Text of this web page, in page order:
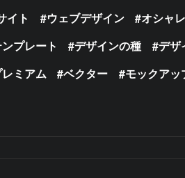
イト ウェブデザイン オシャレ
プレート デザインの種 デザ
ミアム ベクター モックアッ